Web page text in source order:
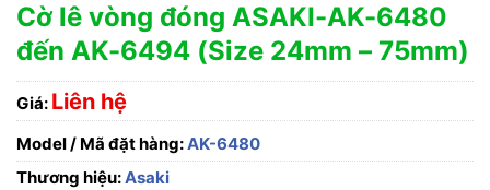
Cờ lê vòng đóng ASAKI-AK-6480
đến AK-6494 (Size 24mm – 75mm)
Giá: Liên hệ
Model / Mã đặt hàng:AK-6480
Thương hiệu:Asaki